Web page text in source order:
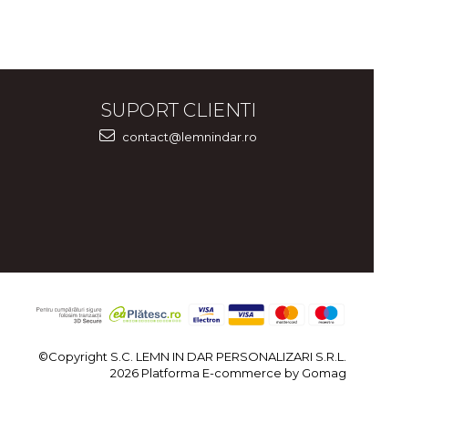
SUPORT CLIENTI
contact@lemnindar.ro
©Copyright S.C. LEMN IN DAR PERSONALIZARI S.R.L.
2026 Platforma E-commerce by Gomag